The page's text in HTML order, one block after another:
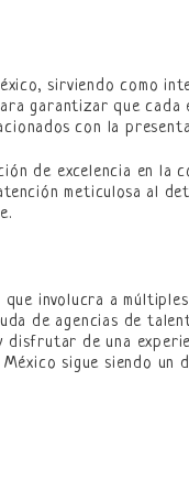
sirviendo como
garantizar que cada
con la
de excelencia en
meticulosa al
involucra a
de agencias de
de una
sigue siendo